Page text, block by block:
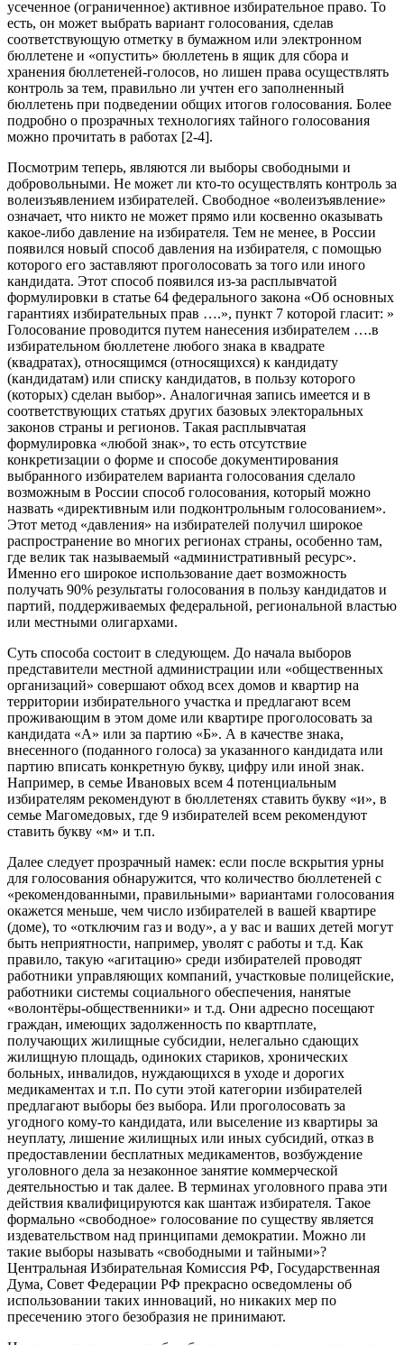
усеченное (ограниченное) активное избирательное право. То
есть, он может выбрать вариант голосования, сделав
соответствующую отметку в бумажном или электронном
бюллетене и «опустить» бюллетень в ящик для сбора и
хранения бюллетеней-голосов, но лишен права осуществлять
контроль за тем, правильно ли учтен его заполненный
бюллетень при подведении общих итогов голосования. Более
подробно о прозрачных технологиях тайного голосования
можно прочитать в работах [2-4].
Посмотрим теперь, являются ли выборы свободными и
добровольными. Не может ли кто-то осуществлять контроль за
волеизъявлением избирателей. Свободное «волеизъявление»
означает, что никто не может прямо или косвенно оказывать
какое-либо давление на избирателя. Тем не менее, в России
появился новый способ давления на избирателя, с помощью
которого его заставляют проголосовать за того или иного
кандидата. Этот способ появился из-за расплывчатой
формулировки в статье 64 федерального закона «Об основных
гарантиях избирательных прав ….», пункт 7 которой гласит: »
Голосование проводится путем нанесения избирателем ….в
избирательном бюллетене любого знака в квадрате
(квадратах), относящимся (относящихся) к кандидату
(кандидатам) или списку кандидатов, в пользу которого
(которых) сделан выбор». Аналогичная запись имеется и в
соответствующих статьях других базовых электоральных
законов страны и регионов. Такая расплывчатая
формулировка «любой знак», то есть отсутствие
конкретизации о форме и способе документирования
выбранного избирателем варианта голосования сделало
возможным в России способ голосования, который можно
назвать «директивным или подконтрольным голосованием».
Этот метод «давления» на избирателей получил широкое
распространение во многих регионах страны, особенно там,
где велик так называемый «административный ресурс».
Именно его широкое использование дает возможность
получать 90% результаты голосования в пользу кандидатов и
партий, поддерживаемых федеральной, региональной властью
или местными олигархами.
Суть способа состоит в следующем. До начала выборов
представители местной администрации или «общественных
организаций» совершают обход всех домов и квартир на
территории избирательного участка и предлагают всем
проживающим в этом доме или квартире проголосовать за
кандидата «А» или за партию «Б». А в качестве знака,
внесенного (поданного голоса) за указанного кандидата или
партию вписать конкретную букву, цифру или иной знак.
Например, в семье Ивановых всем 4 потенциальным
избирателям рекомендуют в бюллетенях ставить букву «и», в
семье Магомедовых, где 9 избирателей всем рекомендуют
ставить букву «м» и т.п.
Далее следует прозрачный намек: если после вскрытия урны
для голосования обнаружится, что количество бюллетеней с
«рекомендованными, правильными» вариантами голосования
окажется меньше, чем число избирателей в вашей квартире
(доме), то «отключим газ и воду», а у вас и ваших детей могут
быть неприятности, например, уволят с работы и т.д. Как
правило, такую «агитацию» среди избирателей проводят
работники управляющих компаний, участковые полицейские,
работники системы социального обеспечения, нанятые
«волонтёры-общественники» и т.д. Они адресно посещают
граждан, имеющих задолженность по квартплате,
получающих жилищные субсидии, нелегально сдающих
жилищную площадь, одиноких стариков, хронических
больных, инвалидов, нуждающихся в уходе и дорогих
медикаментах и т.п. По сути этой категории избирателей
предлагают выборы без выбора. Или проголосовать за
угодного кому-то кандидата, или выселение из квартиры за
неуплату, лишение жилищных или иных субсидий, отказ в
предоставлении бесплатных медикаментов, возбуждение
уголовного дела за незаконное занятие коммерческой
деятельностью и так далее. В терминах уголовного права эти
действия квалифицируются как шантаж избирателя. Такое
формально «свободное» голосование по существу является
издевательством над принципами демократии. Можно ли
такие выборы называть «свободными и тайными»?
Центральная Избирательная Комиссия РФ, Государственная
Дума, Совет Федерации РФ прекрасно осведомлены об
использовании таких инноваций, но никаких мер по
пресечению этого безобразия не принимают.